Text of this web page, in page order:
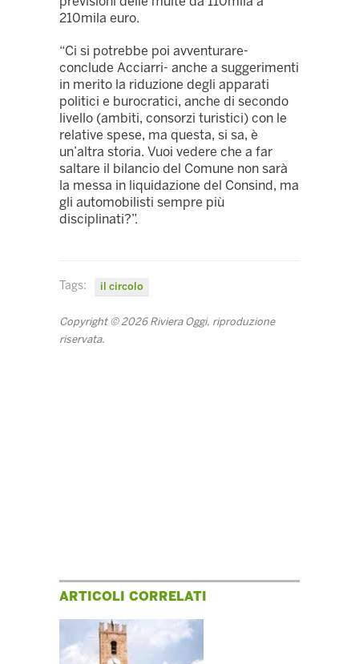
210mila euro.
“Ci si potrebbe poi avventurare-
conclude Acciarri- anche a suggerimenti
in merito la riduzione degli apparati
politici e burocratici, anche di secondo
livello (ambiti, consorzi turistici) con le
relative spese, ma questa, si sa, è
un’altra storia. Vuoi vedere che a far
saltare il bilancio del Comune non sarà
la messa in liquidazione del Consind, ma
gli automobilisti sempre più
disciplinati?”.
Tags: il circolo
Copyright © 2026 Riviera Oggi, riproduzione
riservata.
ARTICOLI CORRELATI